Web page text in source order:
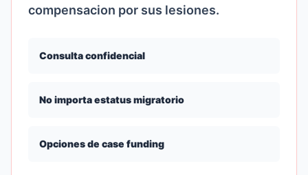
compensacion por sus lesiones.
Consulta confidencial
No importa estatus migratorio
Opciones de case funding